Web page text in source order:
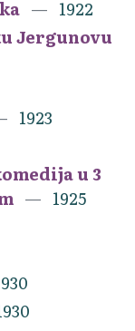
1922
Jergunovu
1923
u 3
1925